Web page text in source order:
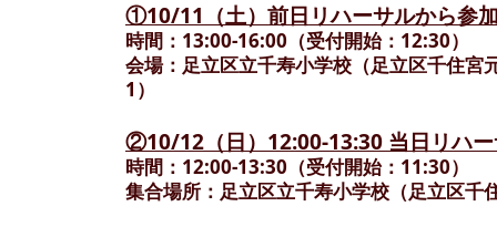
①10/11（土）前日リハーサルから参
時間：13:00-16:00（受付開始：12:30）
会場：足立区立千寿小学校（足立区千住宮
1）
②10/12（日）12:00-13:30 当日リハ
時間：12:00-13:30（受付開始：11:30）
集合場所：足立区立千寿小学校（足立区千